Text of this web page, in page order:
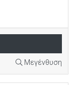
Μεγένθυση